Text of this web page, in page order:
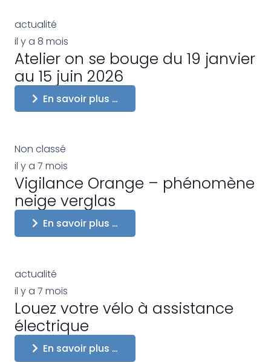
actualité
il y a 8 mois
Atelier on se bouge du 19 janvier
au 15 juin 2026
En savoir plus …
Non classé
il y a 7 mois
Vigilance Orange – phénomène
neige verglas
En savoir plus …
actualité
il y a 7 mois
Louez votre vélo à assistance
électrique
En savoir plus …